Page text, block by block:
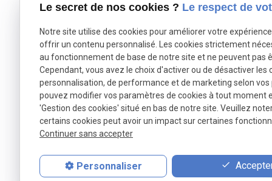
Téléphone
01 86 65
Le secret de nos cookies ? Le respect de
Notre site utilise des cookies pour améliorer votre
offrir un contenu personnalisé. Les cookies strictement
au fonctionnement de base de notre site et ne peuvent pas
Cependant, vous avez le choix d'activer ou de désactiver les
personnalisation, de performance et de marketing selon vos
pouvez modifier vos paramètres de cookies à tout moment
'Gestion des cookies' situé en bas de notre site. Veuillez
certains cookies peut avoir un impact sur certaines
Continuer sans accepter
Personnaliser